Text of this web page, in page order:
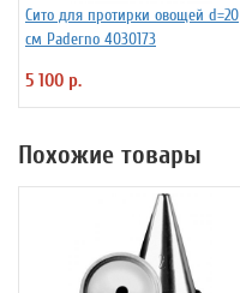
Сито для протирки овощей d=20
см Paderno 4030173
5 100 р.
Похожие товары